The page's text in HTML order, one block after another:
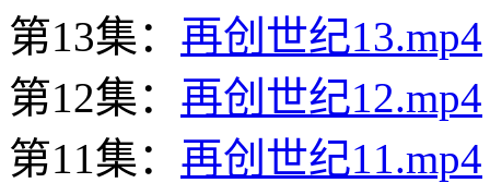
第13集： 再创世纪13.mp4
第12集： 再创世纪12.mp4
第11集： 再创世纪11.mp4